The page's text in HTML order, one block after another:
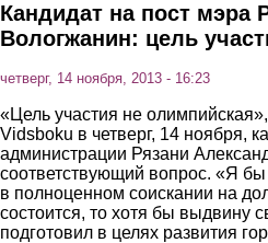
Кандидат на пост мэра
Вологжанин: цель
четверг, 14 ноября, 2013 - 16:23
«Цель участия не
Vidsboku в четверг, 14 ноября,
администрации Рязани
соответствующий вопрос. «Я бы
в полноценном соискании на
состоится, то хотя бы выдвину
подготовил в целях развития